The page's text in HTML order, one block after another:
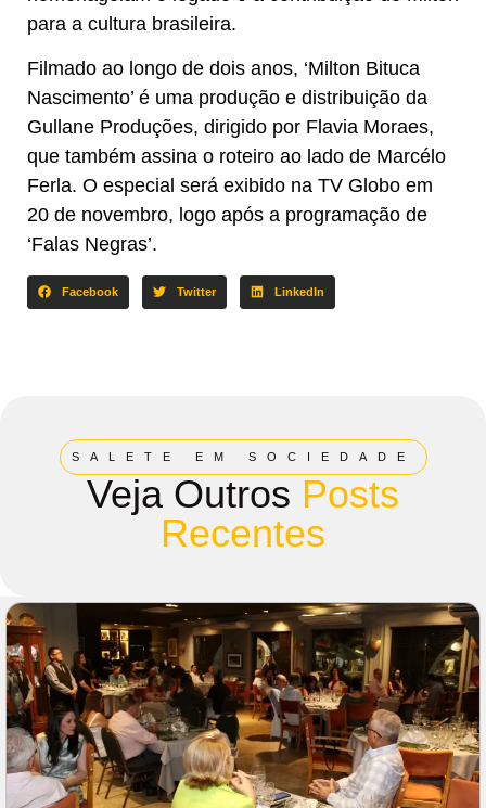
para a cultura brasileira.
Filmado ao longo de dois anos, ‘Milton Bituca
Nascimento’ é uma produção e distribuição da
Gullane Produções, dirigido por Flavia Moraes,
que também assina o roteiro ao lado de Marcélo
Ferla. O especial será exibido na TV Globo em
20 de novembro, logo após a programação de
‘Falas Negras’.
Facebook Twitter LinkedIn
SALETE EM SOCIEDADE
Veja Outros Posts
Recentes